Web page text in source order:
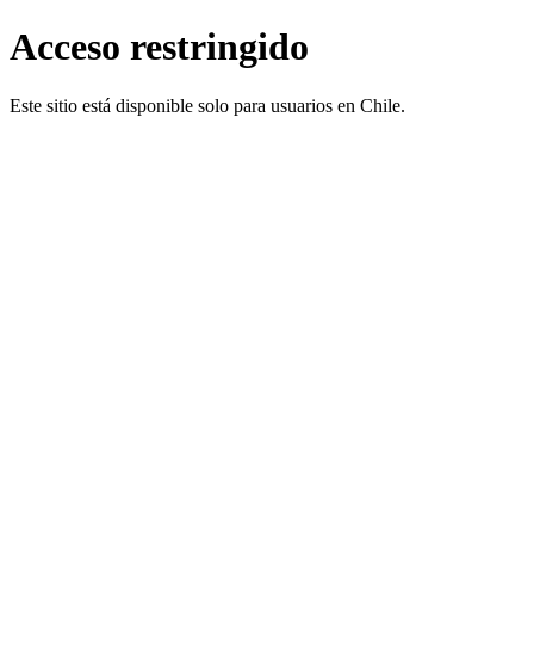
Acceso restringido
Este sitio está disponible solo para usuarios en Chile.